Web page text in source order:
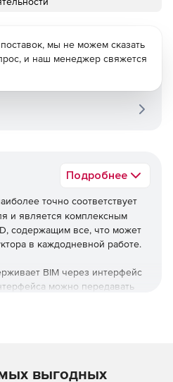
Подробнее
точно соответствует
и является комплексным
содержащим все, что может
в каждодневной работе.
BIM через интерфейс
можно передавать
ATHENA
мы не можем сказать
и наш менеджер свяжется
выгодных